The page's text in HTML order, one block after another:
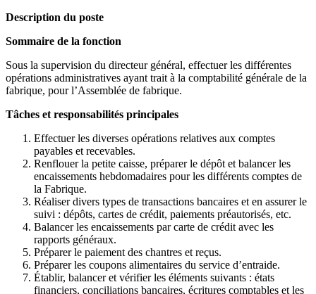
Description du poste
Sommaire de la fonction
Sous la supervision du directeur général, effectuer les différentes
opérations administratives ayant trait à la comptabilité générale de la
fabrique, pour l’Assemblée de fabrique.
Tâches et responsabilités principales
Effectuer les diverses opérations relatives aux comptes
payables et recevables.
Renflouer la petite caisse, préparer le dépôt et balancer les
encaissements hebdomadaires pour les différents comptes de
la Fabrique.
Réaliser divers types de transactions bancaires et en assurer le
suivi : dépôts, cartes de crédit, paiements préautorisés, etc.
Balancer les encaissements par carte de crédit avec les
rapports généraux.
Préparer le paiement des chantres et reçus.
Préparer les coupons alimentaires du service d’entraide.
Établir, balancer et vérifier les éléments suivants : états
financiers, conciliations bancaires, écritures comptables et les